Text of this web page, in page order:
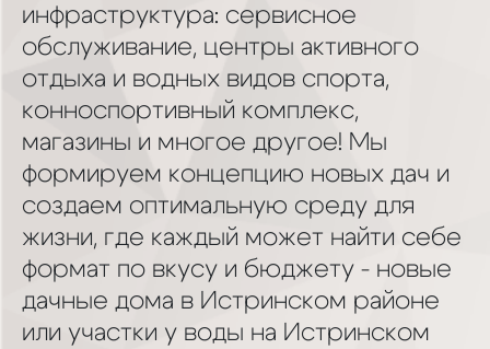
инфраструктура: сервисное
обслуживание, центры активного
отдыха и водных видов спорта,
конноспортивный комплекс,
магазины и многое другое! Мы
формируем концепцию новых дач и
создаем оптимальную среду для
жизни, где каждый может найти себе
формат по вкусу и бюджету - новые
дачные дома в Истринском районе
или участки у воды на Истринском